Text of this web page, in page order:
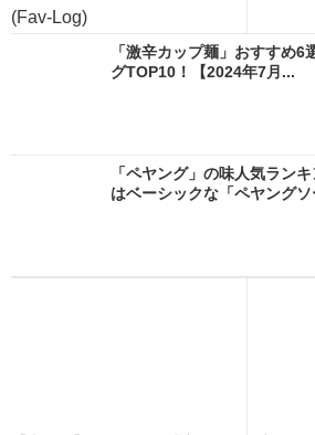
(Fav-Log)
「激辛カップ麺」おすすめ
グTOP10！【2024年7月...
「ペヤング」の味人気ラン
はベーシックな「ペヤングソ